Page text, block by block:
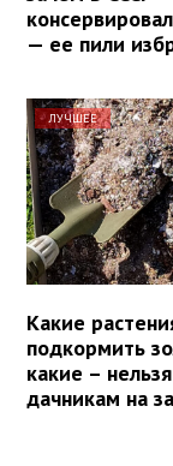
— ее пили
ЛУЧШЕЕ
Какие
подкормить
какие –
дачникам на